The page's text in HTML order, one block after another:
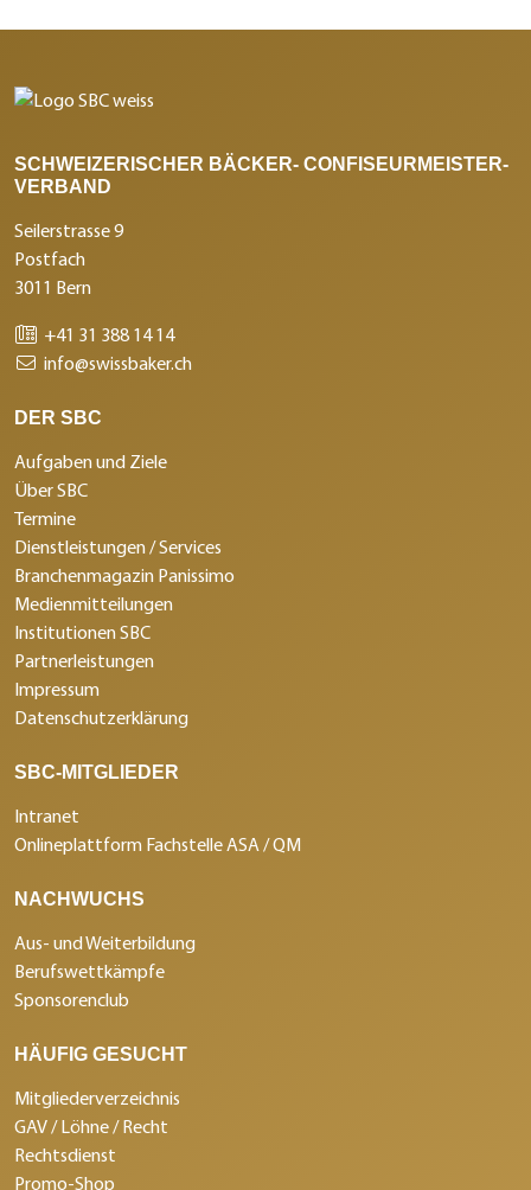
SCHWEIZERISCHER BÄCKER- CONFISEURMEISTER-
VERBAND
Seilerstrasse 9
Postfach
3011 Bern
+41 31 388 14 14
info@swissbaker.ch
DER SBC
Aufgaben und Ziele
Über SBC
Termine
Dienstleistungen / Services
Branchenmagazin Panissimo
Medienmitteilungen
Institutionen SBC
Partnerleistungen
Impressum
Datenschutzerklärung
SBC-MITGLIEDER
Intranet
Onlineplattform Fachstelle ASA / QM
NACHWUCHS
Aus- und Weiterbildung
Berufswettkämpfe
Sponsorenclub
HÄUFIG GESUCHT
Mitgliederverzeichnis
GAV / Löhne / Recht
Rechtsdienst
Promo-Shop